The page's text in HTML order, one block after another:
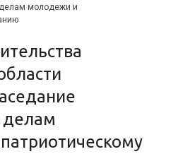
молодежи и
делам